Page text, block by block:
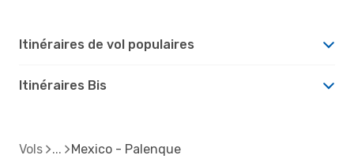
Itinéraires de vol populaires
Itinéraires Bis
Vols Mexico - Palenque